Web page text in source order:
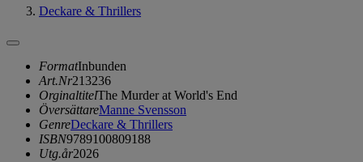
Deckare & Thrillers
FormatInbunden
Art.Nr213236
OrginaltitelThe Murder at World's End
ÖversättareManne Svensson
GenreDeckare & Thrillers
ISBN9789100809188
Utg.år2026